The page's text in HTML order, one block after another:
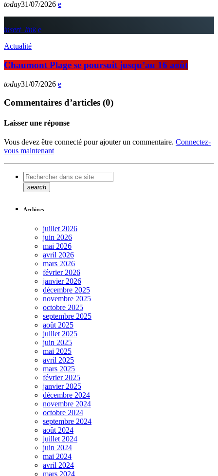
today31/07/2026
insert_link
Actualité
Chaumont Plage se poursuit jusqu’au 16 août
today31/07/2026
Commentaires d’articles (0)
Laisser une réponse
Vous devez être connecté pour ajouter un commentaire. Connectez-
vous maintenant
search
Archives
juillet 2026
juin 2026
mai 2026
avril 2026
mars 2026
février 2026
janvier 2026
décembre 2025
novembre 2025
octobre 2025
septembre 2025
août 2025
juillet 2025
juin 2025
mai 2025
avril 2025
mars 2025
février 2025
janvier 2025
décembre 2024
novembre 2024
octobre 2024
septembre 2024
août 2024
juillet 2024
juin 2024
mai 2024
avril 2024
mars 2024